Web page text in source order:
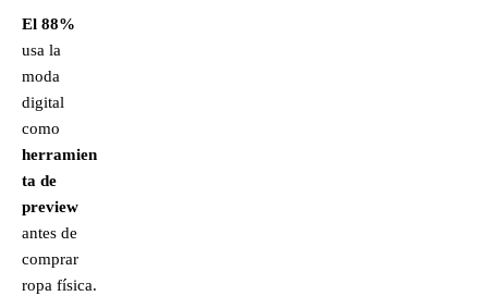
El 88%
usa la
moda
digital
como
herramien
ta de
preview
antes de
comprar
ropa física.